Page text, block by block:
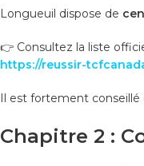
Longueuil dispose de
👉 Consultez la liste
https://reussir-
Il est fortement conseillé
Chapitre 2 :